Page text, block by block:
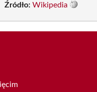
Źródło: Wikipedia